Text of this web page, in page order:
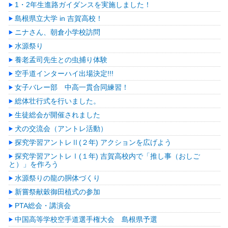
1・2年生進路ガイダンスを実施しました！
島根県立大学 in 吉賀高校！
ニナさん、朝倉小学校訪問
水源祭り
養老孟司先生との虫捕り体験
空手道インターハイ出場決定!!!
女子バレー部 中高一貫合同練習！
総体壮行式を行いました。
生徒総会が開催されました
犬の交流会（アントレ活動）
探究学習アントレⅡ(２年) アクションを広げよう
探究学習アントレⅠ(１年) 吉賀高校内で「推し事（おしご
と）」を作ろう
水源祭りの龍の胴体づくり
新嘗祭献穀御田植式の参加
PTA総会・講演会
中国高等学校空手道選手権大会 島根県予選